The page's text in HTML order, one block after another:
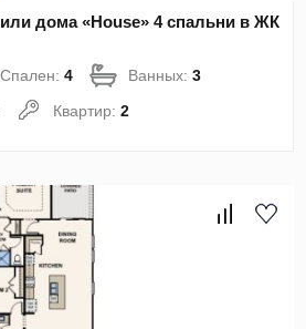
дома «House» 4 спальни в ЖК
Спален:4 Ванных:3
Квартир:2